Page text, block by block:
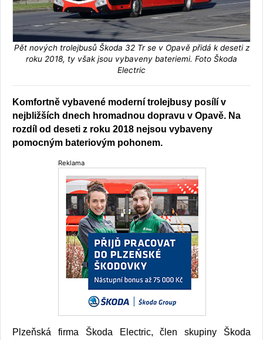
Pět nových trolejbusů Škoda 32 Tr se v Opavě přidá k deseti z
roku 2018, ty však jsou vybaveny bateriemi. Foto Škoda
Electric
Komfortně vybavené moderní trolejbusy posílí v
nejbližších dnech hromadnou dopravu v Opavě. Na
rozdíl od deseti z roku 2018 nejsou vybaveny
pomocným bateriovým pohonem.
Reklama
Plzeňská firma Škoda Electric, člen skupiny Škoda